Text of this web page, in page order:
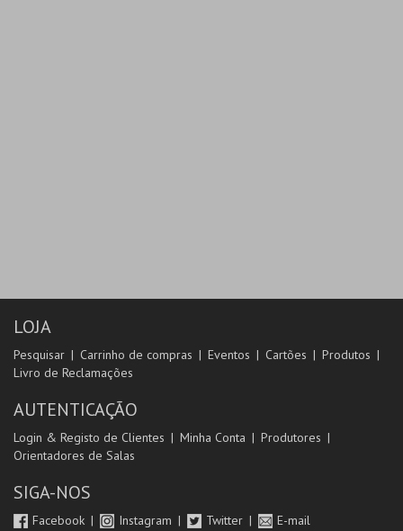
LOJA
Pesquisar Carrinho de compras Eventos Cartões
Produtos
Livro de Reclamações
AUTENTICAÇÃO
Login & Registo de Clientes Minha Conta
Produtores
Orientadores de Salas
SIGA-NOS
Facebook Instagram Twitter E-mail